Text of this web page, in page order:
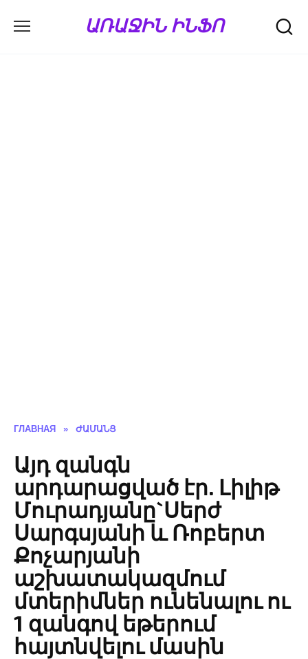
ԱՌԱՋԻՆ ԻՆՖՈ
ГЛАВНАЯ » ԺԱՄԱՆՑ
Այդ զանգն
արդարացված էր. Լիլիթ
Մուրադյանը`Սերժ
Սարգսյանի և Ռոբերտ
Քոչարյանի
աշխատակազմում
մտերիմներ ունենալու ու
1 զանգով եթերում
հայտնվելու մասին